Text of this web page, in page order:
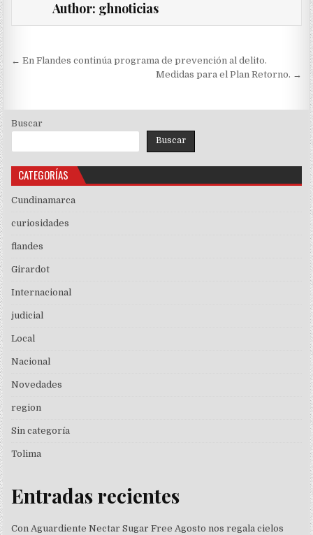
Author: ghnoticias
Navegación
← En Flandes continúa programa de prevención al delito.
Medidas para el Plan Retorno. →
Buscar
Buscar
CATEGORÍAS
Cundinamarca
curiosidades
flandes
Girardot
Internacional
judicial
Local
Nacional
Novedades
region
Sin categoría
Tolima
Entradas recientes
Con Aguardiente Nectar Sugar Free Agosto nos regala cielos